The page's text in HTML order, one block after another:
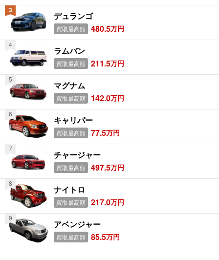
デュランゴ
買取最高額 480.5万円
ラムバン
買取最高額 211.5万円
マグナム
買取最高額 142.0万円
キャリパー
買取最高額 77.5万円
チャージャー
買取最高額 497.5万円
ナイトロ
買取最高額 217.0万円
アベンジャー
買取最高額 85.5万円